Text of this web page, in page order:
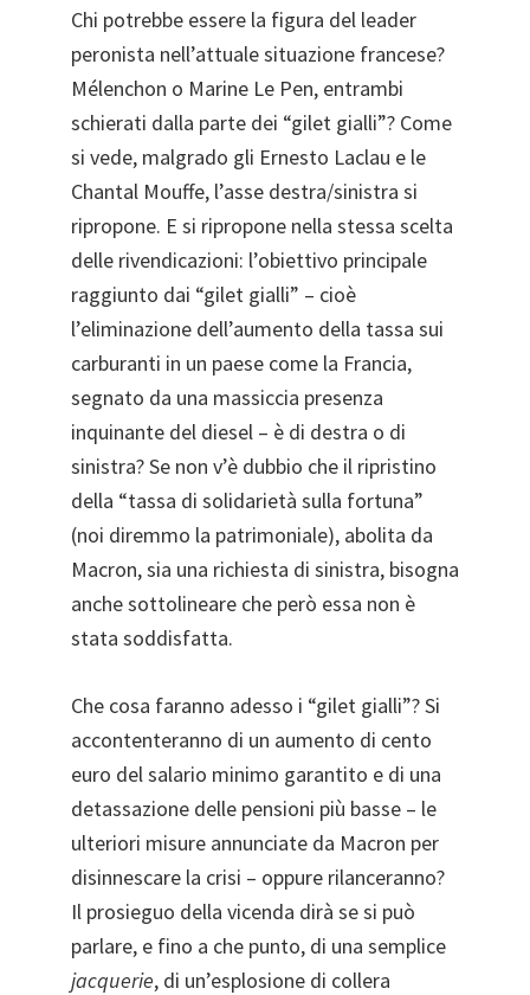
Chi potrebbe essere la figura del leader
peronista nell’attuale situazione francese?
Mélenchon o Marine Le Pen, entrambi
schierati dalla parte dei “gilet gialli”? Come
si vede, malgrado gli Ernesto Laclau e le
Chantal Mouffe, l’asse destra/sinistra si
ripropone. E si ripropone nella stessa scelta
delle rivendicazioni: l’obiettivo principale
raggiunto dai “gilet gialli” – cioè
l’eliminazione dell’aumento della tassa sui
carburanti in un paese come la Francia,
segnato da una massiccia presenza
inquinante del diesel – è di destra o di
sinistra? Se non v’è dubbio che il ripristino
della “tassa di solidarietà sulla fortuna”
(noi diremmo la patrimoniale), abolita da
Macron, sia una richiesta di sinistra, bisogna
anche sottolineare che però essa non è
stata soddisfatta.
Che cosa faranno adesso i “gilet gialli”? Si
accontenteranno di un aumento di cento
euro del salario minimo garantito e di una
detassazione delle pensioni più basse – le
ulteriori misure annunciate da Macron per
disinnescare la crisi – oppure rilanceranno?
Il prosieguo della vicenda dirà se si può
parlare, e fino a che punto, di una semplice
jacquerie, di un’esplosione di collera